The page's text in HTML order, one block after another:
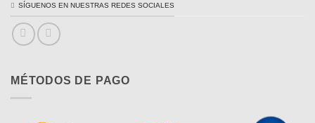
SÍGUENOS EN NUESTRAS REDES SOCIALES
MÉTODOS DE PAGO